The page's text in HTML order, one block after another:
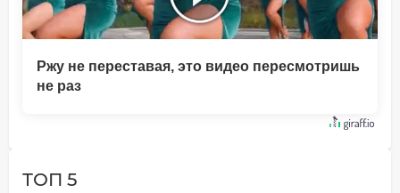
Ржу не переставая, это видео пересмотришь
не раз
ТОП 5